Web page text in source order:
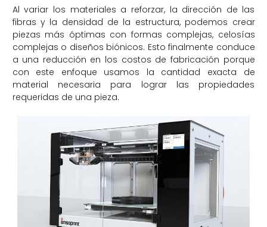
Al variar los materiales a reforzar, la dirección de las
fibras y la densidad de la estructura, podemos crear
piezas más óptimas con formas complejas, celosías
complejas o diseños biónicos. Esto finalmente conduce
a una reducción en los costos de fabricación porque
con este enfoque usamos la cantidad exacta de
material necesaria para lograr las propiedades
requeridas de una pieza.